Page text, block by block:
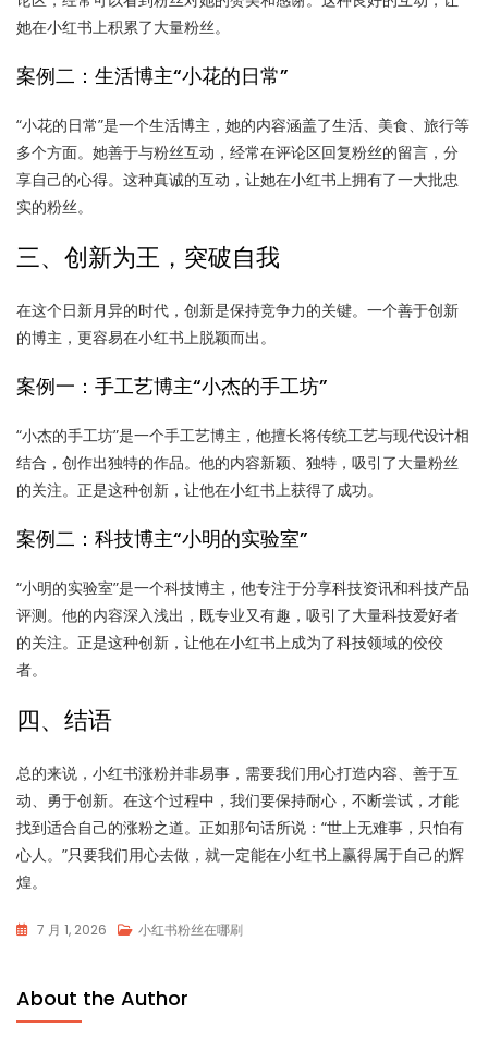
她在小红书上积累了大量粉丝。
案例二：生活博主“小花的日常”
“小花的日常”是一个生活博主，她的内容涵盖了生活、美食、旅行等
多个方面。她善于与粉丝互动，经常在评论区回复粉丝的留言，分
享自己的心得。这种真诚的互动，让她在小红书上拥有了一大批忠
实的粉丝。
三、创新为王，突破自我
在这个日新月异的时代，创新是保持竞争力的关键。一个善于创新
的博主，更容易在小红书上脱颖而出。
案例一：手工艺博主“小杰的手工坊”
“小杰的手工坊”是一个手工艺博主，他擅长将传统工艺与现代设计相
结合，创作出独特的作品。他的内容新颖、独特，吸引了大量粉丝
的关注。正是这种创新，让他在小红书上获得了成功。
案例二：科技博主“小明的实验室”
“小明的实验室”是一个科技博主，他专注于分享科技资讯和科技产品
评测。他的内容深入浅出，既专业又有趣，吸引了大量科技爱好者
的关注。正是这种创新，让他在小红书上成为了科技领域的佼佼
者。
四、结语
总的来说，小红书涨粉并非易事，需要我们用心打造内容、善于互
动、勇于创新。在这个过程中，我们要保持耐心，不断尝试，才能
找到适合自己的涨粉之道。正如那句话所说：“世上无难事，只怕有
心人。”只要我们用心去做，就一定能在小红书上赢得属于自己的辉
煌。
7 月 1, 2026 小红书粉丝在哪刷
About the Author